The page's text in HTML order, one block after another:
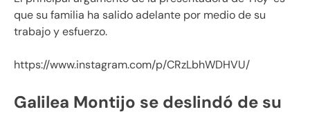
que su familia ha salido adelante por medio de su
trabajo y esfuerzo.
https://www.instagram.com/p/CRzLbhWDHVU/
Galilea Montijo se deslindó de su